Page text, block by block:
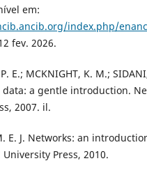
em:
index.php/
fev. 2026.
E.; MCKNIGHT, K. M.;
data: a gentle introduction.
2007. il.
E. J. Networks: an
Press, 2010.